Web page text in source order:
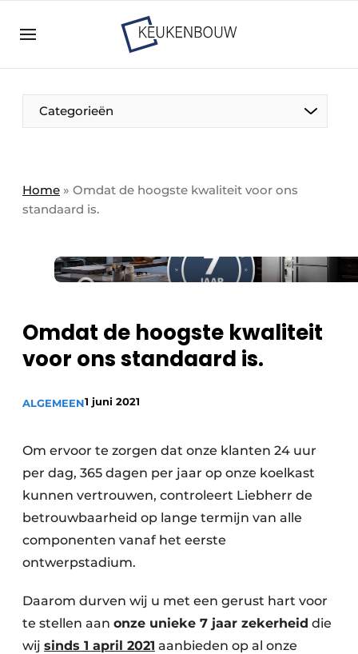
Bedrijven
Bedrijven
Direct contact
Evenement aanmelden
in de keuken-, woon-, en badkamerbranche
Meest gelezen
Podcasts
Privacy / Cookie statement
Vacature aanmelden
Categorieën
Home » Omdat de hoogste kwaliteit voor ons
standaard is.
Omdat de hoogste kwaliteit
voor ons standaard is.
ALGEMEEN1 juni 2021
Om ervoor te zorgen dat onze klanten 24 uur
per dag, 365 dagen per jaar op onze koelkast
kunnen vertrouwen, controleert Liebherr de
betrouwbaarheid op lange termijn van alle
componenten vanaf het eerste
ontwerpstadium.
Daarom durven wij u met een gerust hart voor
te stellen aan onze unieke 7 jaar zekerheid die
wij sinds 1 april 2021 aanbieden op al onze